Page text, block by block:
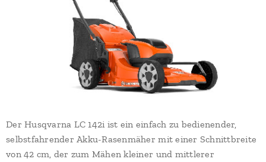
Der Husqvarna LC 142i ist ein einfach zu bedienender,
selbstfahrender Akku-Rasenmäher mit einer Schnittbreite
von 42 cm, der zum Mähen kleiner und mittlerer